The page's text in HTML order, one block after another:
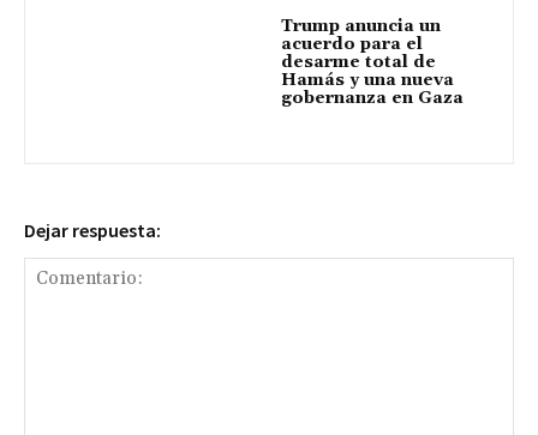
Trump anuncia un
acuerdo para el
desarme total de
Hamás y una nueva
gobernanza en Gaza
Dejar respuesta: